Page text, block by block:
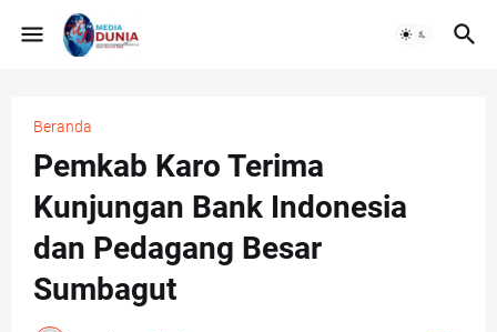
Beranda
Pemkab Karo Terima
Kunjungan Bank Indonesia
dan Pedagang Besar
Sumbagut